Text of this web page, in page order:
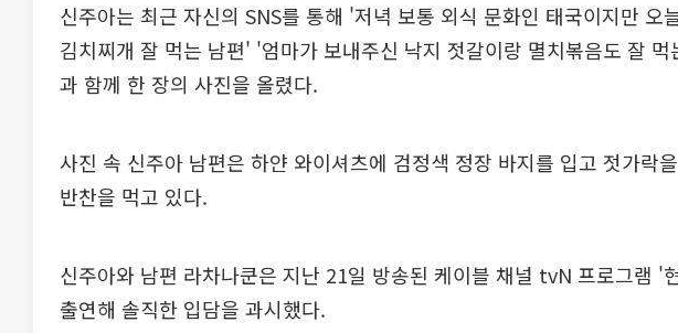
신주아는 최근 자신의 SNS를 통해 '저녁 보통 외식 문화인 태국이지만 오
김치찌개 잘 먹는 남편' '엄마가 보내주신 낙지 젓갈이랑 멸치볶음도 잘
과 함께 한 장의 사진을 올렸다.
사진 속 신주아 남편은 하얀 와이셔츠에 검정색 정장 바지를 입고 젓가락
반찬을 먹고 있다.
신주아와 남편 라차나쿤은 지난 21일 방송된 케이블 채널 tvN 프로그램 '
출연해 솔직한 입담을 과시했다.